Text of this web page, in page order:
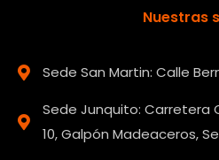
Nuestras
Sede San Martin: Calle
Sede Junquito: Carretera
10, Galpón Madeaceros,